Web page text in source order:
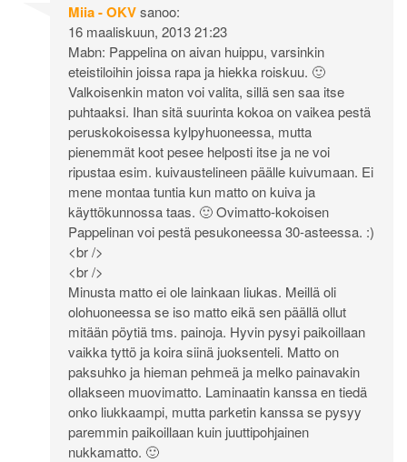
Miia - OKVsanoo:
16 maaliskuun, 2013 21:23
Mabn: Pappelina on aivan huippu, varsinkin
eteistiloihin joissa rapa ja hiekka roiskuu. 🙂
Valkoisenkin maton voi valita, sillä sen saa itse
puhtaaksi. Ihan sitä suurinta kokoa on vaikea pestä
peruskokoisessa kylpyhuoneessa, mutta
pienemmät koot pesee helposti itse ja ne voi
ripustaa esim. kuivaustelineen päälle kuivumaan. Ei
mene montaa tuntia kun matto on kuiva ja
käyttökunnossa taas. 🙂 Ovimatto-kokoisen
Pappelinan voi pestä pesukoneessa 30-asteessa. :)
<br />
<br />
Minusta matto ei ole lainkaan liukas. Meillä oli
olohuoneessa se iso matto eikä sen päällä ollut
mitään pöytiä tms. painoja. Hyvin pysyi paikoillaan
vaikka tyttö ja koira siinä juoksenteli. Matto on
paksuhko ja hieman pehmeä ja melko painavakin
ollakseen muovimatto. Laminaatin kanssa en tiedä
onko liukkaampi, mutta parketin kanssa se pysyy
paremmin paikoillaan kuin juuttipohjainen
nukkamatto. 🙂